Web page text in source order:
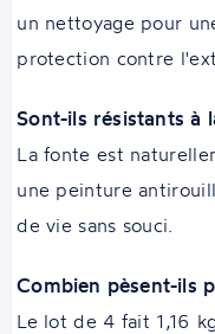
un nettoyage pour
protection contre
Sont-ils résistants à
La fonte est
une peinture
de vie sans souci.
Combien pèsent-ils
Le lot de 4 fait 1,16